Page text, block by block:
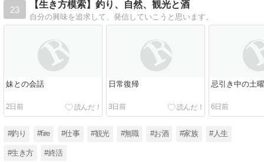
23
【生き方模索】釣り、自然、観光と酒
自分の興味を追求して、発信していこうと思います。
妹との会話
2日前
日常復帰
3日前
忌引き中の土
6日前
#釣り #fire #仕事 #観光 #無職 #お酒 #家族 #人生
#生き方 #終活